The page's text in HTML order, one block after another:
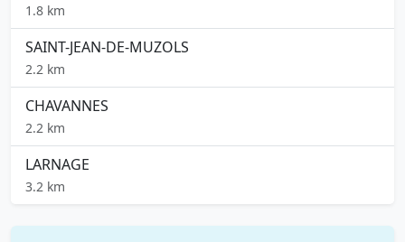
1.8 km
SAINT-JEAN-DE-MUZOLS
2.2 km
CHAVANNES
2.2 km
LARNAGE
3.2 km